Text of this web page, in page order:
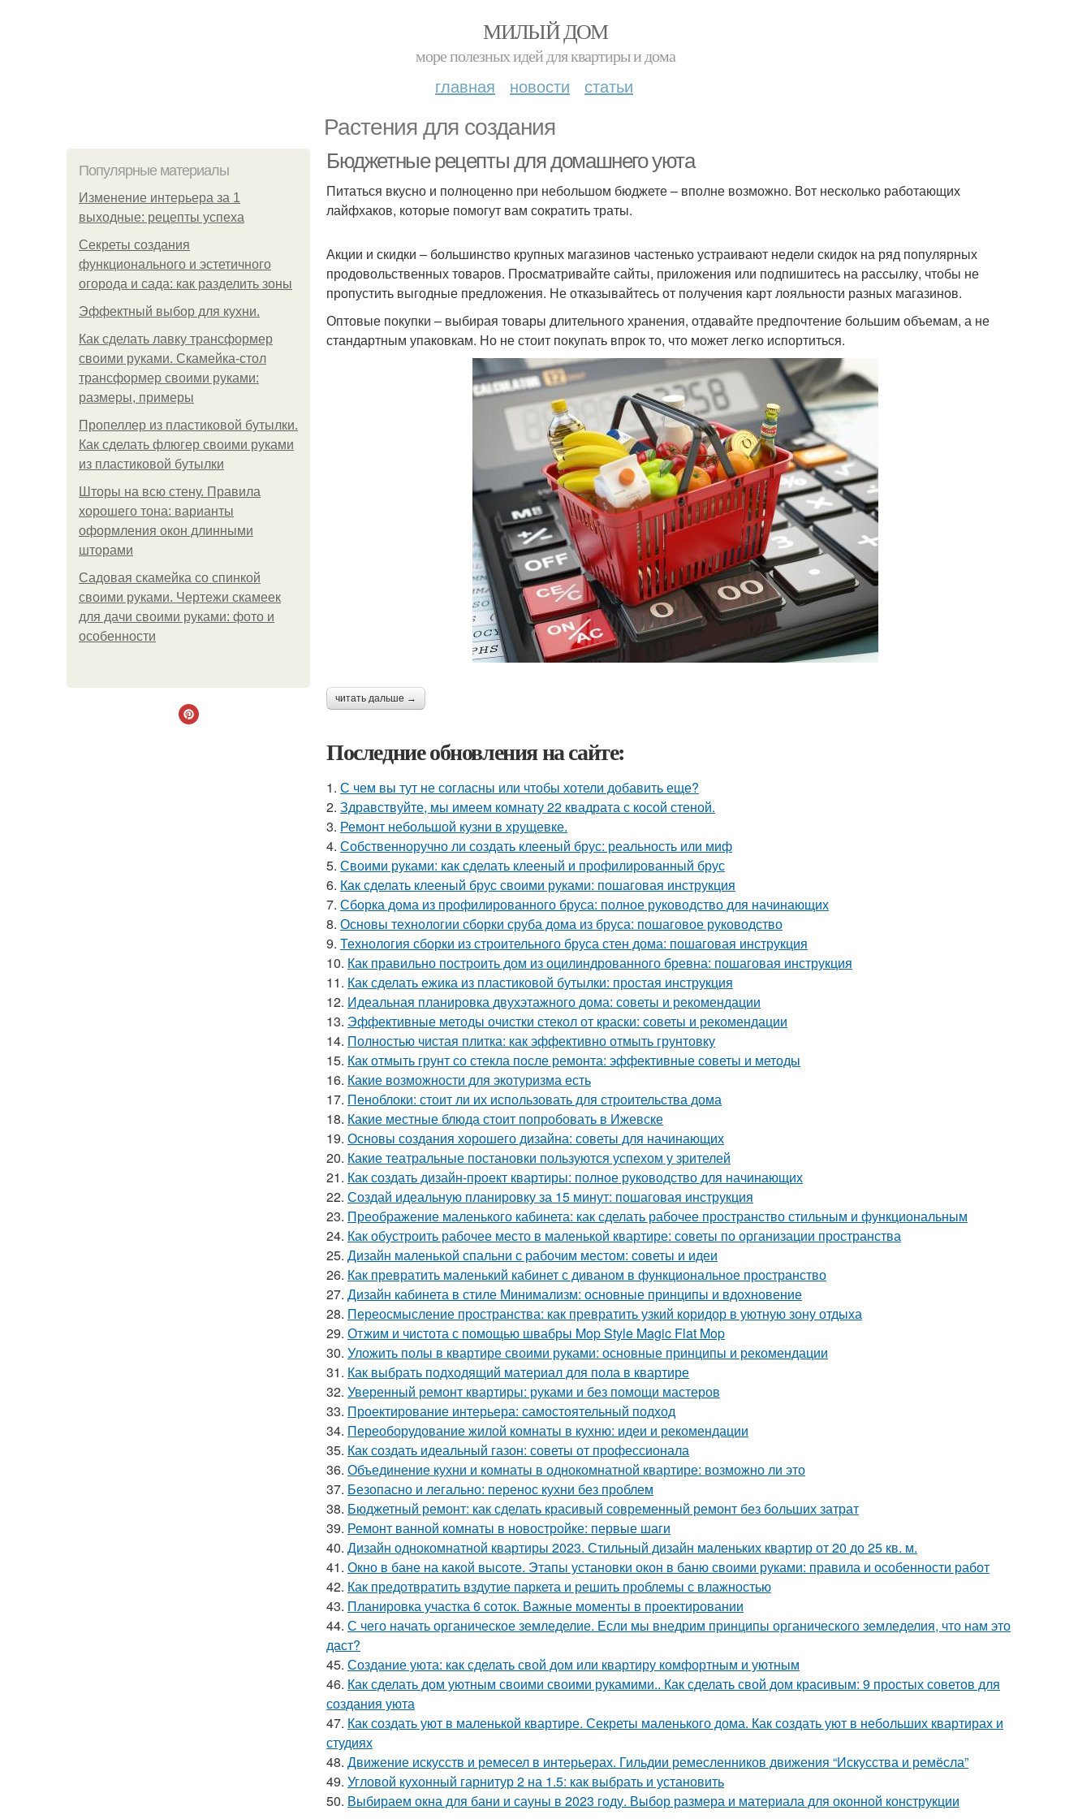
МИЛЫЙ ДОМ
море полезных идей для квартиры и дома
главная новости статьи
Растения для создания
Популярные материалы
Изменение интерьера за 1
выходные: рецепты успеха
Секреты создания
функционального и эстетичного
огорода и сада: как разделить зоны
Эффектный выбор для кухни.
Как сделать лавку трансформер
своими руками. Скамейка-стол
трансформер своими руками:
размеры, примеры
Пропеллер из пластиковой бутылки.
Как сделать флюгер своими руками
из пластиковой бутылки
Шторы на всю стену. Правила
хорошего тона: варианты
оформления окон длинными
шторами
Садовая скамейка со спинкой
своими руками. Чертежи скамеек
для дачи своими руками: фото и
особенности
Бюджетные рецепты для домашнего уюта
Питаться вкусно и полноценно при небольшом бюджете – вполне возможно. Вот несколько работающих
лайфхаков, которые помогут вам сократить траты.
Акции и скидки – большинство крупных магазинов частенько устраивают недели скидок на ряд популярных
продовольственных товаров. Просматривайте сайты, приложения или подпишитесь на рассылку, чтобы не
пропустить выгодные предложения. Не отказывайтесь от получения карт лояльности разных магазинов.
Оптовые покупки – выбирая товары длительного хранения, отдавайте предпочтение большим объемам, а не
стандартным упаковкам. Но не стоит покупать впрок то, что может легко испортиться.
читать дальше →
Последние обновления на сайте:
1. С чем вы тут не согласны или чтобы хотели добавить еще?
2. Здравствуйте, мы имеем комнату 22 квадрата с косой стеной.
3. Ремонт небольшой кузни в хрущевке.
4. Собственноручно ли создать клееный брус: реальность или миф
5. Своими руками: как сделать клееный и профилированный брус
6. Как сделать клееный брус своими руками: пошаговая инструкция
7. Сборка дома из профилированного бруса: полное руководство для начинающих
8. Основы технологии сборки сруба дома из бруса: пошаговое руководство
9. Технология сборки из строительного бруса стен дома: пошаговая инструкция
10. Как правильно построить дом из оцилиндрованного бревна: пошаговая инструкция
11. Как сделать ежика из пластиковой бутылки: простая инструкция
12. Идеальная планировка двухэтажного дома: советы и рекомендации
13. Эффективные методы очистки стекол от краски: советы и рекомендации
14. Полностью чистая плитка: как эффективно отмыть грунтовку
15. Как отмыть грунт со стекла после ремонта: эффективные советы и методы
16. Какие возможности для экотуризма есть
17. Пеноблоки: стоит ли их использовать для строительства дома
18. Какие местные блюда стоит попробовать в Ижевске
19. Основы создания хорошего дизайна: советы для начинающих
20. Какие театральные постановки пользуются успехом у зрителей
21. Как создать дизайн-проект квартиры: полное руководство для начинающих
22. Создай идеальную планировку за 15 минут: пошаговая инструкция
23. Преображение маленького кабинета: как сделать рабочее пространство стильным и функциональным
24. Как обустроить рабочее место в маленькой квартире: советы по организации пространства
25. Дизайн маленькой спальни с рабочим местом: советы и идеи
26. Как превратить маленький кабинет с диваном в функциональное пространство
27. Дизайн кабинета в стиле Минимализм: основные принципы и вдохновение
28. Переосмысление пространства: как превратить узкий коридор в уютную зону отдыха
29. Отжим и чистота с помощью швабры Mop Style Magic Flat Mop
30. Уложить полы в квартире своими руками: основные принципы и рекомендации
31. Как выбрать подходящий материал для пола в квартире
32. Уверенный ремонт квартиры: руками и без помощи мастеров
33. Проектирование интерьера: самостоятельный подход
34. Переоборудование жилой комнаты в кухню: идеи и рекомендации
35. Как создать идеальный газон: советы от профессионала
36. Объединение кухни и комнаты в однокомнатной квартире: возможно ли это
37. Безопасно и легально: перенос кухни без проблем
38. Бюджетный ремонт: как сделать красивый современный ремонт без больших затрат
39. Ремонт ванной комнаты в новостройке: первые шаги
40. Дизайн однокомнатной квартиры 2023. Стильный дизайн маленьких квартир от 20 до 25 кв. м.
41. Окно в бане на какой высоте. Этапы установки окон в баню своими руками: правила и особенности работ
42. Как предотвратить вздутие паркета и решить проблемы с влажностью
43. Планировка участка 6 соток. Важные моменты в проектировании
44. С чего начать органическое земледелие. Если мы внедрим принципы органического земледелия, что нам это
даст?
45. Создание уюта: как сделать свой дом или квартиру комфортным и уютным
46. Как сделать дом уютным своими своими рукамими.. Как сделать свой дом красивым: 9 простых советов для
создания уюта
47. Как создать уют в маленькой квартире. Секреты маленького дома. Как создать уют в небольших квартирах и
студиях
48. Движение искусств и ремесел в интерьерах. Гильдии ремесленников движения “Искусства и ремёсла”
49. Угловой кухонный гарнитур 2 на 1.5: как выбрать и установить
50. Выбираем окна для бани и сауны в 2023 году. Выбор размера и материала для оконной конструкции